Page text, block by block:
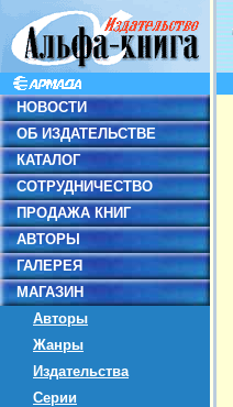
НОВОСТИ
ОБ ИЗДАТЕЛЬСТВЕ
КАТАЛОГ
СОТРУДНИЧЕСТВО
ПРОДАЖА КНИГ
АВТОРЫ
ГАЛЕРЕЯ
МАГАЗИН
Авторы
Жанры
Издательства
Серии